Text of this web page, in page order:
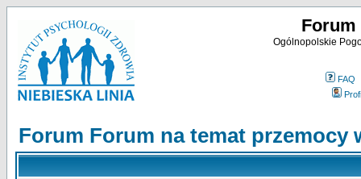
Forum
Ogólnopolskie
FAQ
Forum Forum na temat przemocy